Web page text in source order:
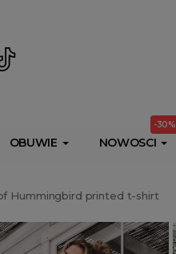
OBUWIE NOWOSCI
-30%
Hummingbird printed t-shirt